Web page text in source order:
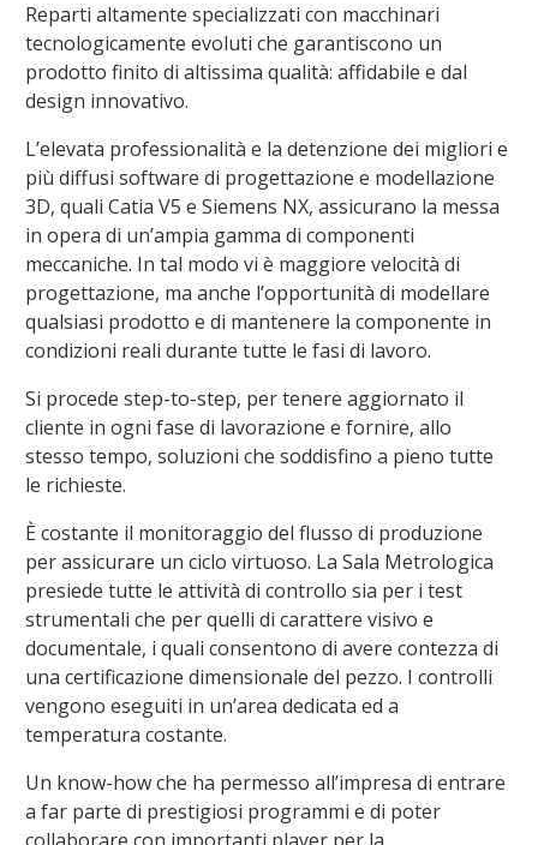
Reparti altamente specializzati con macchinari
tecnologicamente evoluti che garantiscono un
prodotto finito di altissima qualità: affidabile e dal
design innovativo.
L’elevata professionalità e la detenzione dei migliori e
più diffusi software di progettazione e modellazione
3D, quali Catia V5 e Siemens NX, assicurano la messa
in opera di un’ampia gamma di componenti
meccaniche. In tal modo vi è maggiore velocità di
progettazione, ma anche l’opportunità di modellare
qualsiasi prodotto e di mantenere la componente in
condizioni reali durante tutte le fasi di lavoro.
Si procede step-to-step, per tenere aggiornato il
cliente in ogni fase di lavorazione e fornire, allo
stesso tempo, soluzioni che soddisfino a pieno tutte
le richieste.
È costante il monitoraggio del flusso di produzione
per assicurare un ciclo virtuoso. La Sala Metrologica
presiede tutte le attività di controllo sia per i test
strumentali che per quelli di carattere visivo e
documentale, i quali consentono di avere contezza di
una certificazione dimensionale del pezzo. I controlli
vengono eseguiti in un’area dedicata ed a
temperatura costante.
Un know-how che ha permesso all’impresa di entrare
a far parte di prestigiosi programmi e di poter